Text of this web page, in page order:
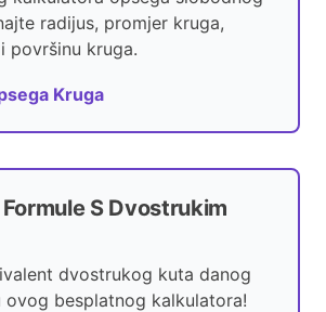
radijus, promjer kruga,
površinu kruga.
Kruga
S Dvostrukim
dvostrukog kuta danog
ovog besplatnog kalkulatora!